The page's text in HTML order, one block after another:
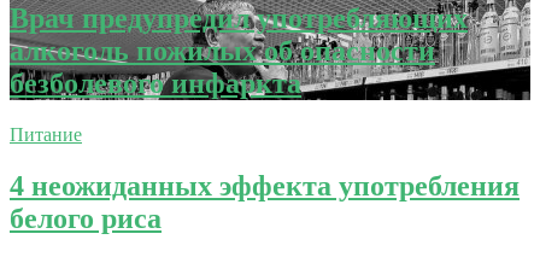
Врач предупредил употребляющих
алкоголь пожилых об опасности
безболевого инфаркта
Питание
4 неожиданных эффекта употребления
белого риса